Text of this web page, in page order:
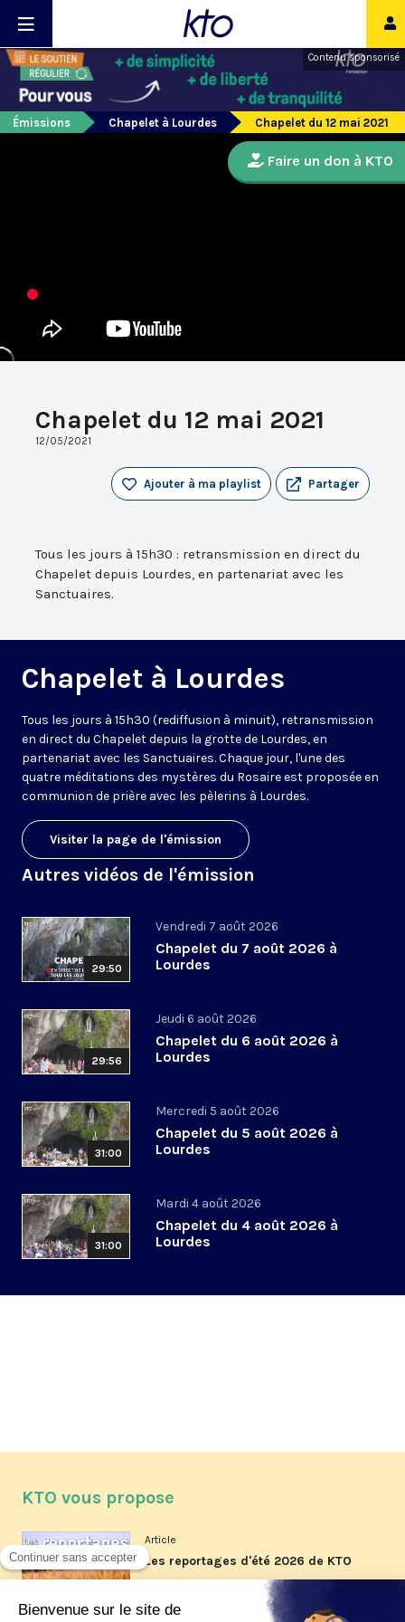
Contenu sponsorisé
Émissions Chapelet à Lourdes Chapelet du 12 mai 2021
Chapelet du 12 mai 2021
12/05/2021
Partager
Ajouter à ma playlist
Tous les jours à 15h30 : retransmission en direct du
Chapelet depuis Lourdes, en partenariat avec les
Sanctuaires.
Chapelet à Lourdes
Tous les jours à 15h30 (rediffusion à minuit), retransmission
en direct du Chapelet depuis la grotte de Lourdes, en
partenariat avec les Sanctuaires. Chaque jour, l'une des
quatre méditations des mystères du Rosaire est proposée en
communion de prière avec les pèlerins à Lourdes.
Visiter la page de l'émission
Autres vidéos de l'émission
29:50
Vendredi 7 août 2026
Chapelet du 7 août 2026 à
Lourdes
29:56
Jeudi 6 août 2026
Chapelet du 6 août 2026 à
Lourdes
31:00
Mercredi 5 août 2026
Chapelet du 5 août 2026 à
Lourdes
31:00
Mardi 4 août 2026
Chapelet du 4 août 2026 à
Lourdes
Faire un don à KTO
KTO vous propose
Article
Les reportages d'été 2026 de KTO